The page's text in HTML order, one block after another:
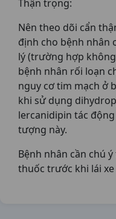
Thận trọng:
Nên theo dõi cẩn
định cho bệnh nhân
lý (trường hợp
bệnh nhân rối loạn
nguy cơ tim mạch ở
khi sử dụng
lercanidipin tác
tượng này.
Bệnh nhân cần chú
thuốc trước khi lái